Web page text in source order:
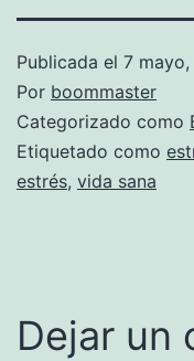
Publicada el 7 mayo,
Por boommaster
Categorizado como
Etiquetado como
estrés, vida sana
Dejar un